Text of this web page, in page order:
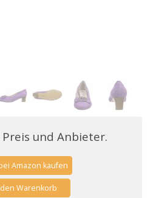
und Anbieter.
Amazon kaufen
Warenkorb